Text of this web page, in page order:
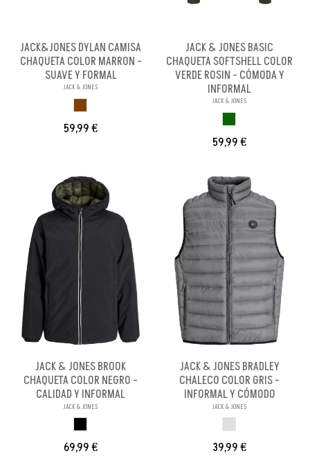
JACK&JONES DYLAN CAMISA
CHAQUETA COLOR MARRON -
SUAVE Y FORMAL
JACK & JONES
59,99 €
JACK & JONES BASIC
CHAQUETA SOFTSHELL COLOR
VERDE ROSIN - CÓMODA Y
INFORMAL
JACK & JONES
59,99 €
JACK & JONES BROOK
CHAQUETA COLOR NEGRO -
CALIDAD Y INFORMAL
JACK & JONES
69,99 €
JACK & JONES BRADLEY
CHALECO COLOR GRIS -
INFORMAL Y CÓMODO
JACK & JONES
39,99 €